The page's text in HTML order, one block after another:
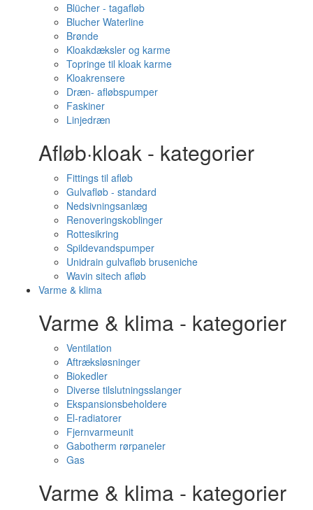
Blücher - tagafløb
Blucher Waterline
Brønde
Kloakdæksler og karme
Topringe til kloak karme
Kloakrensere
Dræn- afløbspumper
Faskiner
Linjedræn
Afløb·kloak - kategorier
Fittings til afløb
Gulvafløb - standard
Nedsivningsanlæg
Renoveringskoblinger
Rottesikring
Spildevandspumper
Unidrain gulvafløb bruseniche
Wavin sitech afløb
Varme & klima
Varme & klima - kategorier
Ventilation
Aftræksløsninger
Biokedler
Diverse tilslutningsslanger
Ekspansionsbeholdere
El-radiatorer
Fjernvarmeunit
Gabotherm rørpaneler
Gas
Varme & klima - kategorier